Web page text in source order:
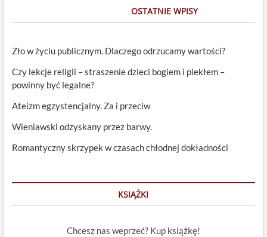
OSTATNIE WPISY
Zło w życiu publicznym. Dlaczego odrzucamy wartości?
Czy lekcje religii – straszenie dzieci bogiem i piekłem –
powinny być legalne?
Ateizm egzystencjalny. Za i przeciw
Wieniawski odzyskany przez barwy.
Romantyczny skrzypek w czasach chłodnej dokładności
KSIĄŻKI
Chcesz nas weprzeć? Kup książkę!